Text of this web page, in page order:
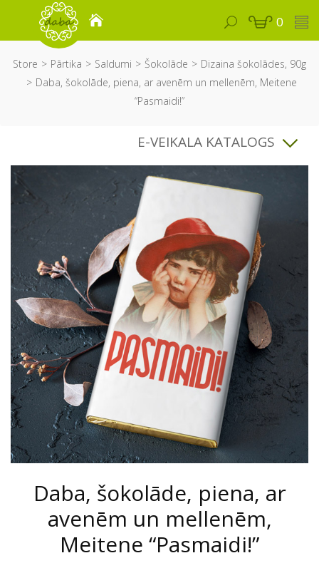
0
Store Pārtika Saldumi Šokolāde
Dizaina šokolādes, 90g
Daba, šokolāde, piena, ar avenēm un mellenēm, Meitene
“Pasmaidi!”
E-VEIKALA KATALOGS
Daba, šokolāde, piena, ar
avenēm un mellenēm,
Meitene “Pasmaidi!”